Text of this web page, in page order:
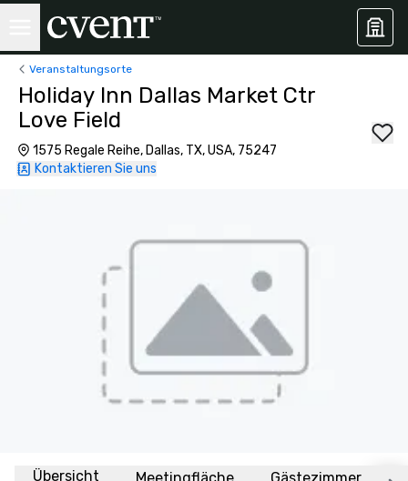
Veranstaltungsorte
Holiday Inn Dallas Market Ctr
Love Field
1575 Regale Reihe, Dallas, TX, USA, 75247
Kontaktieren Sie uns
Übersicht Meetingfläche Gästezimmer